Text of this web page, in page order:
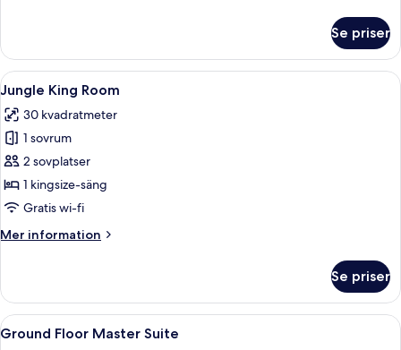
View
Casita
Se priser
Öppna
alla
foton
för
Jungle
King
Room
Ett sovrum med en stor säng,
4
Jungle King Room
30 kvadratmeter
1 sovrum
2 sovplatser
1 kingsize-säng
Gratis wi-fi
Mer information
Mer
King
Room
Se priser
Öppna
alla
Ett badrum med ett fristående
5
Ground Floor Master Suite